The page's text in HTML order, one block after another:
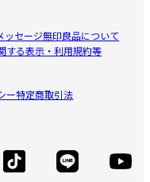
ッセージ無印良品について
する表示・利用規約等
ー特定商取引法